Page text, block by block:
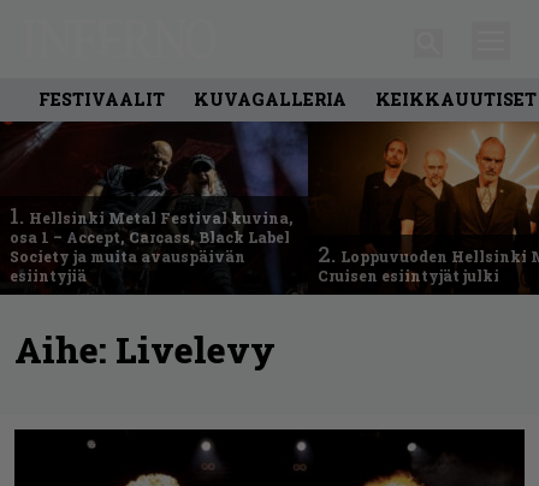
FESTIVAALIT KUVAGALLERIA KEIKKAUUTISET
1. Hellsinki Metal Festival kuvina,
osa 1 – Accept, Carcass, Black Label
Society ja muita avauspäivän
esiintyjiä
2. Loppuvuoden Hellsinki
Cruisen esiintyjät julki
Aihe: Livelevy